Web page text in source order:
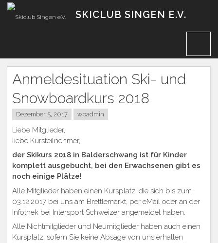
Zum
Inhalt
SKICLUB SINGEN E.V.
Anmeldesituation Ski- und
Snowboardkurs 2018
Dezember 5, 2017 wpadmin
Liebe Mitglieder,
liebe Kursteilnehmer,
der Skikurs 2018 in Balderschwang ist für Kinder
komplett ausgebucht, bei den Erwachsenen gibt es
noch einige Plätze!
Alle Mitglieder haben einen Kursplatz, die sich bis zum
03.12.2017 bei uns am Brettlemarkt, per eMail oder an der
Infothek bei Intersport Schweizer angemeldet haben.
Alle Nichtmitglieder und Neumitglieder haben auch einen
Kursplatz, sofern Sie keine Absage von uns erhalten